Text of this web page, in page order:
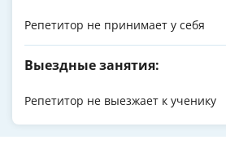
Репетитор не принимает у себя
Выездные занятия:
Репетитор не выезжает к ученику